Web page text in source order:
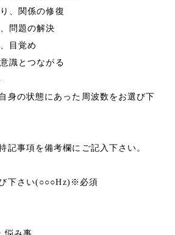
、関係の修復
問題の解決
目覚め
識とつながる
身の状態にあった周波数をお選び下
記事項を備考欄にご記入下さい。
下さい(○○○Hz)※必須